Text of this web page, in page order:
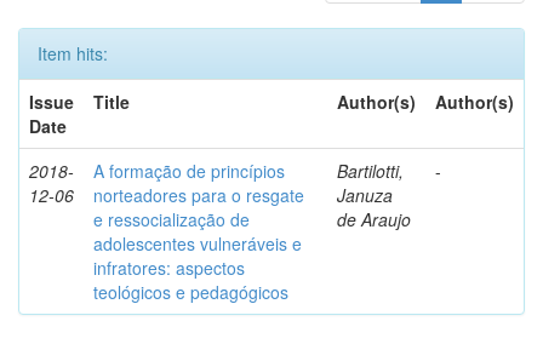
Item hits:
Issue
Date
Title Author(s) Author(s)
2018-
12-06
A formação de princípios
norteadores para o resgate
e ressocialização de
adolescentes vulneráveis e
infratores: aspectos
teológicos e pedagógicos
Bartilotti,
Januza
de Araujo
-